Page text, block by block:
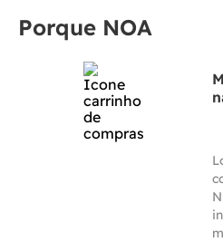
Porque NOA